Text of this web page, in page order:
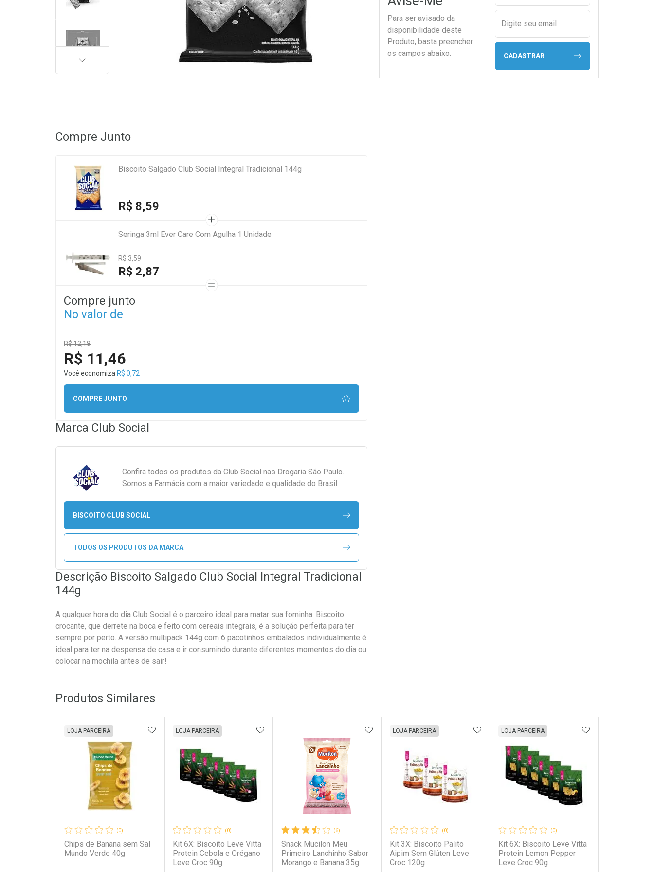
Para ser avisado da
disponibilidade deste
Produto, basta preencher
os campos abaixo.
Digite seu email
CADASTRAR
PRÓXIMA
Compre Junto
Biscoito Salgado Club Social Integral Tradicional 144g
R$ 8,59
Seringa 3ml Ever Care Com Agulha 1 Unidade
R$ 3,59
R$ 2,87
Compre junto
No valor de
R$ 12,18
R$ 11,46
Você economiza R$ 0,72
COMPRE JUNTO
Marca Club Social
Confira todos os produtos da Club Social nas Drogaria São Paulo.
Somos a Farmácia com a maior variedade e qualidade do Brasil.
BISCOITO CLUB SOCIAL
TODOS OS PRODUTOS DA MARCA
Descrição Biscoito Salgado Club Social Integral Tradicional
144g
A qualquer hora do dia Club Social é o parceiro ideal para matar sua fominha. Biscoito
crocante, que derrete na boca e feito com cereais integrais, é a solução perfeita para ter
sempre por perto. A versão multipack 144g com 6 pacotinhos embalados individualmente é
ideal para ter na despensa de casa e ir consumindo durante diferentes momentos do dia ou
colocar na mochila antes de sair!
Produtos Similares
(0)
Chips de Banana sem Sal
Mundo Verde 40g
LOJA PARCEIRA ADICIONAR AOS FAVORITOS
(0)
Kit 6X: Biscoito Leve Vitta
Protein Cebola e Orégano
Leve Croc 90g
LOJA PARCEIRA ADICIONAR AOS FAVORITOS
(6)
Snack Mucilon Meu
Primeiro Lanchinho Sabor
Morango e Banana 35g
ADICIONAR AOS FAVORITOS
(0)
Kit 3X: Biscoito Palito
Aipim Sem Glúten Leve
Croc 120g
LOJA PARCEIRA ADICIONAR AOS FAVORITOS
(0)
Kit 6X: Biscoito Leve Vitta
Protein Lemon Pepper
Leve Croc 90g
LOJA PARCEIRA ADICIONAR AOS